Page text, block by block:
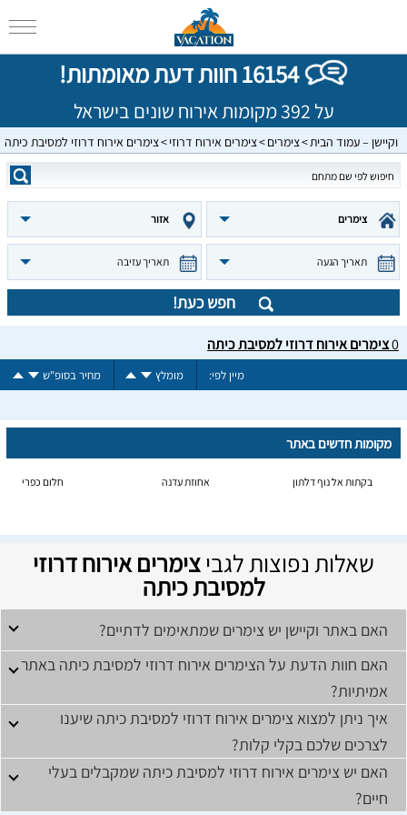
16154 חוות דעת מאומתות!
על 392 מקומות אירוח שונים בישראל
וקיישן – עמוד הבית צימרים צימרים אירוח דרוזי צימרים אירוח דרוזי למסיבת כיתה
צימרים אזור
תאריך הגעה תאריך עזיבה
חפש כעת!
0צימרים אירוח דרוזי למסיבת כיתה
מיין לפי: מומלץ מחיר בסופ"ש
מקומות חדשים באתר
בקתות אל נוף דלתון אחוזת עדנה חלום כפרי
שאלות נפוצות לגביצימרים אירוח דרוזי
למסיבת כיתה
האם באתר וקיישן יש צימרים שמתאימים לדתיים?
האם חוות הדעת על הצימרים אירוח דרוזי למסיבת כיתה באתר
אמיתיות?
איך ניתן למצוא צימרים אירוח דרוזי למסיבת כיתה שיענו
לצרכים שלכם בקלי קלות?
האם יש צימרים אירוח דרוזי למסיבת כיתה שמקבלים בעלי
חיים?